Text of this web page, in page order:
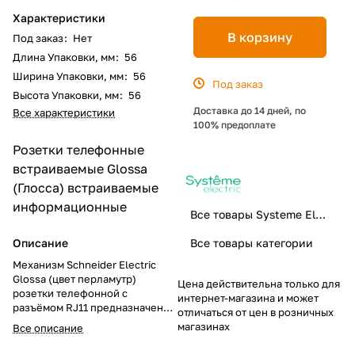
Характеристики
Под заказ: Нет
Длина Упаковки, мм: 56
Ширина Упаковки, мм: 56
Высота Упаковки, мм: 56
Все характеристики
Розетки телефонные
встраиваемые Glossa
(Глосса) встраиваемые
информационные
Описание
Механизм Schneider Electric
Glossa (цвет перламутр)
розетки телефонной с
разъёмом RJ11 предназначен
для удобного и быстрого
подключения вашего телефона,
Все описание
В корзину
Под заказ
Доставка до 14 дней, по
100% предоплате
Все товары Systeme Electric
Все товары категории
Цена действительна только для
интернет-магазина и может
отличаться от цен в розничных
магазинах